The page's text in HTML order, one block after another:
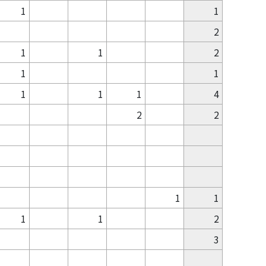
1
1
2
1 1
2
1
1
1 1 1
4
2
2
1
1
1 1
2
3